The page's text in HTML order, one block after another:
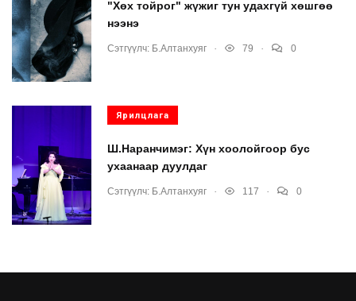
"Хөх тойрог" жүжиг тун удахгүй хөшгөө
нээнэ
Сэтгүүлч: Б.Алтанхуяг 79 0
Ярилцлага
Ш.Наранчимэг: Хүн хоолойгоор бус
ухаанаар дуулдаг
Сэтгүүлч: Б.Алтанхуяг 117 0